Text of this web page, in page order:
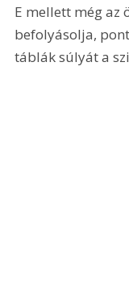
E mellett még az
befolyásolja,
táblák súlyát a